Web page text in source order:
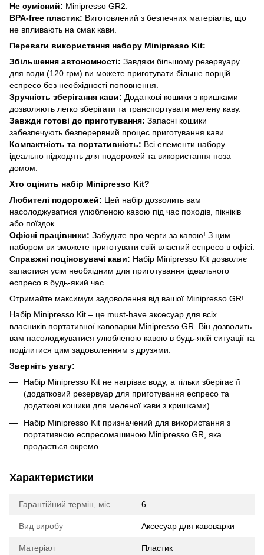
Не сумісний: Minipresso GR2.
BPA-free пластик: Виготовлений з безпечних матеріалів, що
не впливають на смак кави.
Переваги використання набору Minipresso Kit:
Збільшення автономності: Завдяки більшому резервуару
для води (120 грм) ви можете приготувати більше порцій
еспресо без необхідності поповнення.
Зручність зберігання кави: Додаткові кошики з кришками
дозволяють легко зберігати та транспортувати мелену каву.
Завжди готові до приготування: Запасні кошики
забезпечують безперервний процес приготування кави.
Компактність та портативність: Всі елементи набору
ідеально підходять для подорожей та використання поза
домом.
Хто оцінить набір Minipresso Kit?
Любителі подорожей: Цей набір дозволить вам
насолоджуватися улюбленою кавою під час походів, пікніків
або поїздок.
Офісні працівники: Забудьте про черги за кавою! З цим
набором ви зможете приготувати свій власний еспресо в офісі.
Справжні поціновувачі кави: Набір Minipresso Kit дозволяє
запастися усім необхідним для приготування ідеального
еспресо в будь-який час.
Отримайте максимум задоволення від вашої Minipresso GR!
Набір Minipresso Kit – це must-have аксесуар для всіх
власників портативної кавоварки Minipresso GR. Він дозволить
вам насолоджуватися улюбленою кавою в будь-якій ситуації та
поділитися цим задоволенням з друзями.
Зверніть увагу:
Набір Minipresso Kit не нагріває воду, а тільки зберігає її
(додатковий резервуар для приготування еспресо та
додаткові кошики для меленої кави з кришками).
Набір Minipresso Kit призначений для використання з
портативною еспресомашиною Minipresso GR, яка
продається окремо.
Характеристики
Гарантійний термін, міс. 6
Вид виробу Аксесуар для кавоварки
Матеріал Пластик